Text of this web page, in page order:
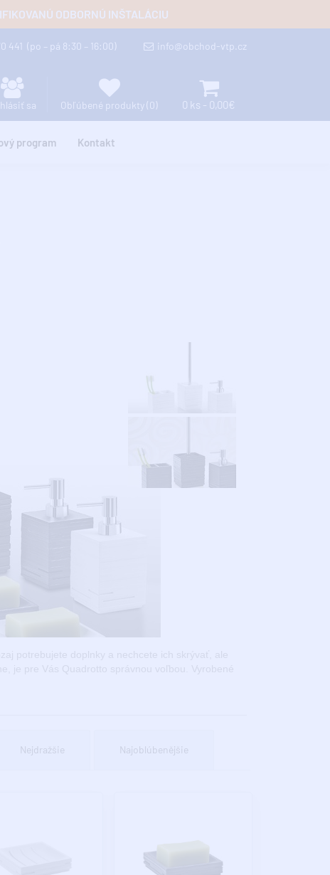
ODBORNÚ INŠTALÁCIU
sa Obľúbené produkty (0) 0 ks - 0,00€
441 (po – pá 8:30 – 16:00) info@obchod-vtp.cz
program Kontakt
Nejdražšie Najoblúbenějšie